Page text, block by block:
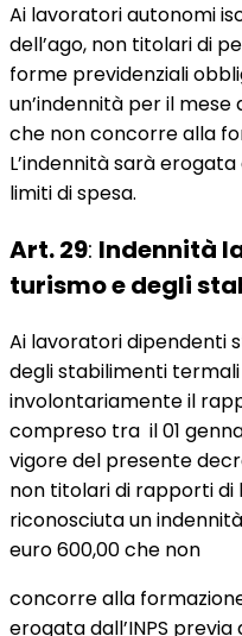
Ai lavoratori autonomi
dell’ago, non titolari di
forme previdenziali
un’indennità per il
che non concorre alla
L’indennità sarà
limiti di spesa.
Art. 29: Indennità
turismo e degli
Ai lavoratori dipendenti
degli stabilimenti
involontariamente il
compreso tra il 01
vigore del presente
non titolari di rapporti di
riconosciuta un
euro 600,00 che non
concorre alla
erogata dall’INPS